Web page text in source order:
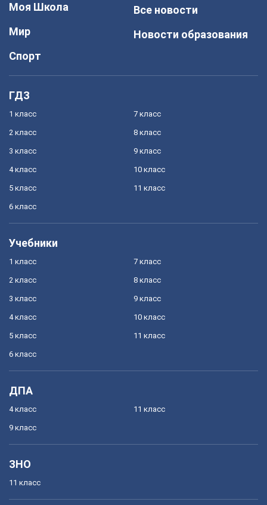
Моя Школа
Мир
Спорт
Все новости
Новости образования
ГДЗ
1 класс
2 класс
3 класс
4 класс
5 класс
6 класс
7 класс
8 класс
9 класс
10 класс
11 класс
Учебники
1 класс
2 класс
3 класс
4 класс
5 класс
6 класс
7 класс
8 класс
9 класс
10 класс
11 класс
ДПА
4 класс
9 класс
11 класс
ЗНО
11 класс